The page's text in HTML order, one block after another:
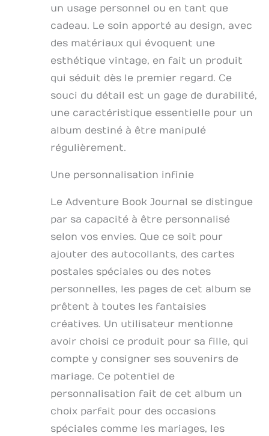
de toute taille, une
collection de
souvenirs rétro.
Cadeaux : les détails
artistiques parfaits,
possibilité de
personnaliser en
font un excellent
cadeau pour un
anniversaire, Noël,
des pères et la
le cadeau parfait
pour les meilleurs
amis, pour un
anniversaire ou
souvenirs pour les
couples. C'est un
cadeau parfait pour
vos amis importants,
un anniversaire, la
Saint-Valentin.
un usage personnel ou en tant que
cadeau. Le soin apporté au design, avec
des matériaux qui évoquent une
esthétique vintage, en fait un produit
qui séduit dès le premier regard. Ce
souci du détail est un gage de durabilité,
une caractéristique essentielle pour un
album destiné à être manipulé
régulièrement.
Une personnalisation infinie
Le Adventure Book Journal se distingue
par sa capacité à être personnalisé
selon vos envies. Que ce soit pour
ajouter des autocollants, des cartes
postales spéciales ou des notes
personnelles, les pages de cet album se
prêtent à toutes les fantaisies
créatives. Un utilisateur mentionne
avoir choisi ce produit pour sa fille, qui
compte y consigner ses souvenirs de
mariage. Ce potentiel de
personnalisation fait de cet album un
choix parfait pour des occasions
spéciales comme les mariages, les